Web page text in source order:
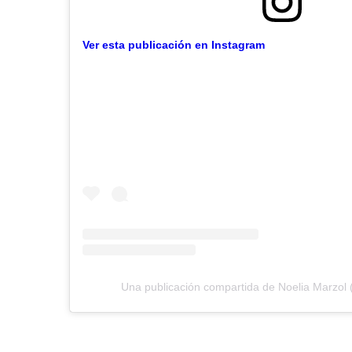
Ver esta publicación en Instagram
Una publicación compartida de Noelia Marzol